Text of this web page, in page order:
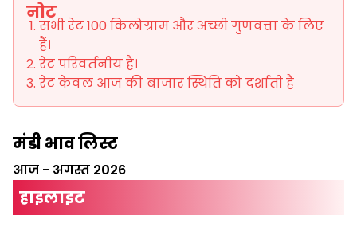
नोट
सभी रेट 100 किलोग्राम और अच्छी गुणवत्ता के लिए
हैं।
रेट परिवर्तनीय हैं।
रेट केवल आज की बाजार स्थिति को दर्शाती हैं
मंडी भाव लिस्ट
आज - अगस्त 2026
हाइलाइट